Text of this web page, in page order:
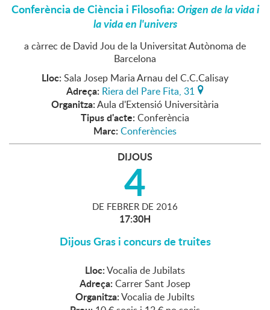
Conferència de Ciència i Filosofia:Origen de la vida i
la vida en l'univers
a càrrec de David Jou de la Universitat Autònoma de
Barcelona
Lloc: Sala Josep Maria Arnau del C.C.Calisay
Adreça: Riera del Pare Fita, 31
Organitza:Aula d'Extensió Universitària
Tipus d'acte: Conferència
Marc: Conferències
DIJOUS
4
DE FEBRER DE 2016
17:30H
Dijous Gras i concurs de truites
Lloc:Vocalia de Jubilats
Adreça: Carrer Sant Josep
Organitza:Vocalia de Jubilts